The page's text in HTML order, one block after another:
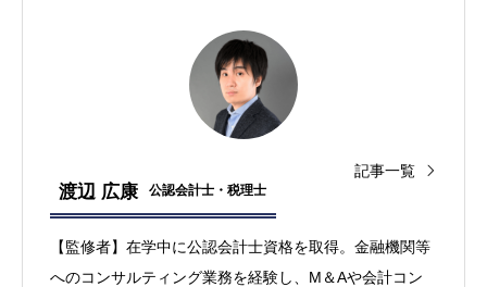
渡辺 広康 公認会計士・税理士
記事一覧
【監修者】在学中に公認会計士資格を取得。金融機関等
へのコンサルティング業務を経験し、M＆Aや会計コン